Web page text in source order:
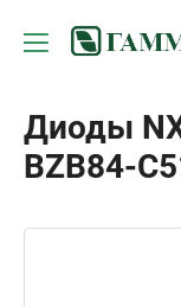
Диоды
BZB84-